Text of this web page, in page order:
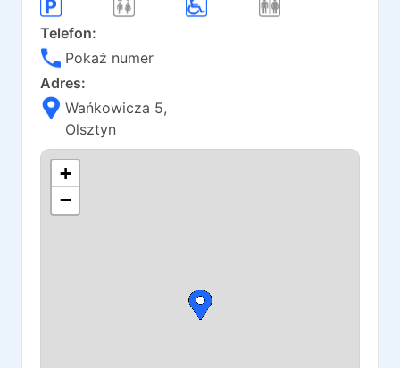
Telefon:
Pokaż numer
Adres:
Wańkowicza 5,
Olsztyn
+
−